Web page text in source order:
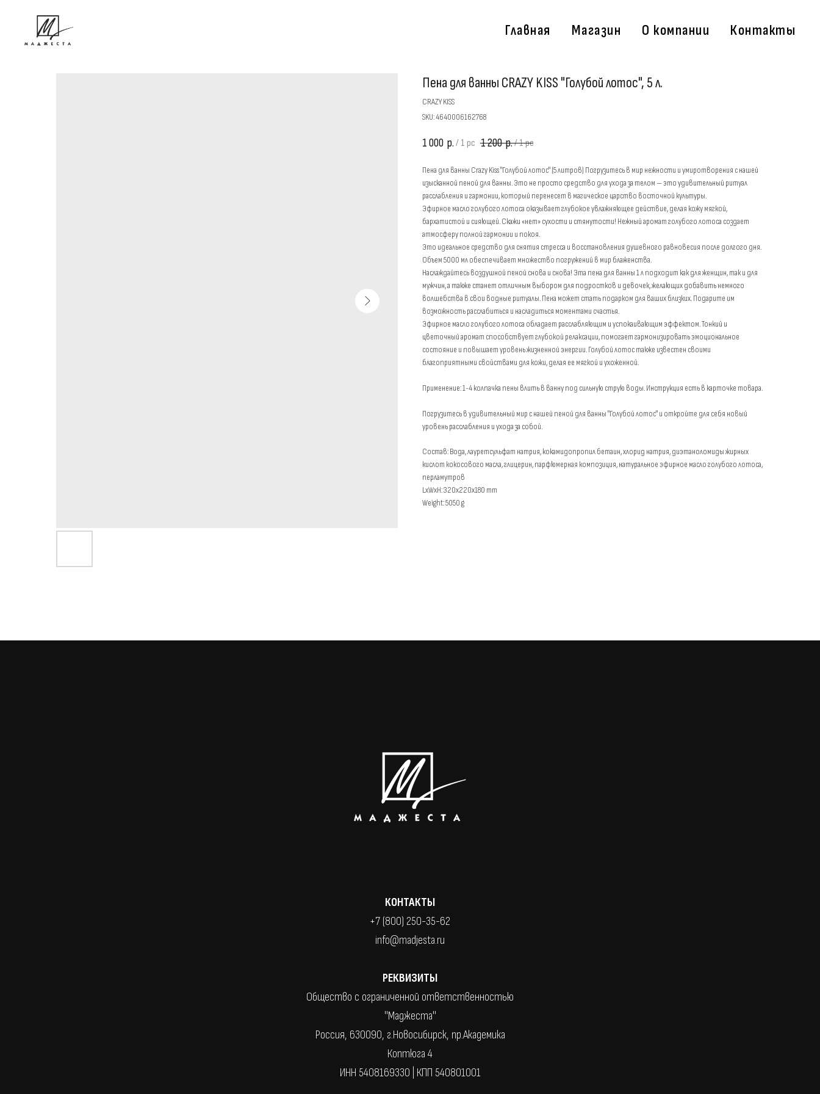
Главная Магазин О компании Контакты
Пена для ванны CRAZY KISS "Голубой лотос", 5 л.
CRAZY KISS
SKU:4640006162768
1 000 р. / 1 pc 1 200 р./1 pc
Пена для ванны Crazy Kiss "Голубой лотос" (5 литров) Погрузитесь в мир нежности и умиротворения с нашей
изысканной пеной для ванны. Это не просто средство для ухода за телом — это удивительный ритуал
расслабления и гармонии, который перенесет в магическое царство восточной культуры.
Эфирное масло голубого лотоса оказывает глубокое увлажняющее действие, делая кожу мягкой,
бархатистой и сияющей. Скажи «нет» сухости и стянутости! Нежный аромат голубого лотоса создает
атмосферу полной гармонии и покоя.
Это идеальное средство для снятия стресса и восстановления душевного равновесия после долгого дня.
Объем 5000 мл обеспечивает множество погружений в мир блаженства.
Наслаждайтесь воздушной пеной снова и снова! Эта пена для ванны 1 л подходит как для женщин, так и для
мужчин, а также станет отличным выбором для подростков и девочек, желающих добавить немного
волшебства в свои водные ритуалы. Пена может стать подарком для ваших близких. Подарите им
возможность расслабиться и насладиться моментами счастья.
Эфирное масло голубого лотоса обладает расслабляющим и успокаивающим эффектом. Тонкий и
цветочный аромат способствует глубокой релаксации, помогает гармонизировать эмоциональное
состояние и повышает уровень жизненной энергии. Голубой лотос также известен своими
благоприятными свойствами для кожи, делая ее мягкой и ухоженной.
Применение: 1-4 колпачка пены влить в ванну под сильную струю воды. Инструкция есть в карточке товара.
Погрузитесь в удивительный мир с нашей пеной для ванны "Голубой лотос" и откройте для себя новый
уровень расслабления и ухода за собой.
Состав: Вода, лауретсульфат натрия, кокамидопропил бетаин, хлорид натрия, диэтаноломиды жирных
кислот кокосового масла, глицерин, парфюмерная композиция, натуральное эфирное масло голубого лотоса,
перламутров
LxWxH: 320x220x180 mm
Weight: 5050 g
КОНТАКТЫ
+7 (800) 250-35-62
info@madjesta.ru
РЕКВИЗИТЫ
Общество с ограниченной ответственностью
"Маджеста"
Россия, 630090, г.Новосибирск, пр.Академика
Коптюга 4
ИНН 5408169330 | КПП 540801001